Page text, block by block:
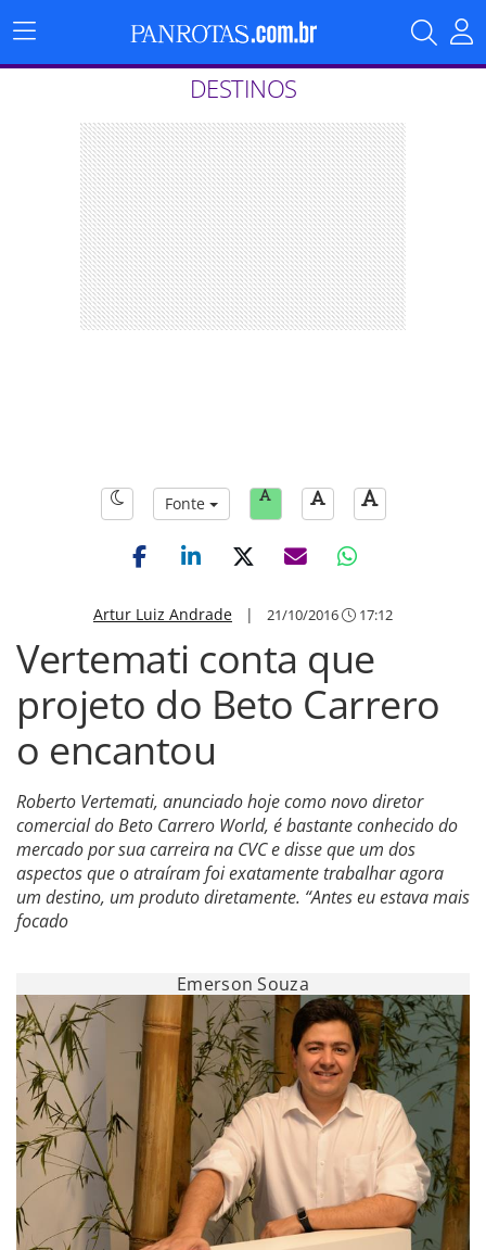
Menu
Principal
DESTINOS
Fonte
Artur Luiz Andrade | 21/10/2016 17:12
Vertemati conta que
projeto do Beto Carrero
o encantou
Roberto Vertemati, anunciado hoje como novo diretor
comercial do Beto Carrero World, é bastante conhecido do
mercado por sua carreira na CVC e disse que um dos
aspectos que o atraíram foi exatamente trabalhar agora
um destino, um produto diretamente. “Antes eu estava mais
focado
Emerson Souza